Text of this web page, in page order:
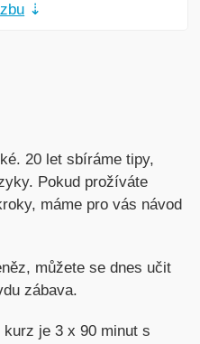
⇣
20 let sbíráme tipy,
Pokud prožíváte
máme pro vás návod
můžete se dnes učit
zábava.
kurz je 3 x 90 minut s